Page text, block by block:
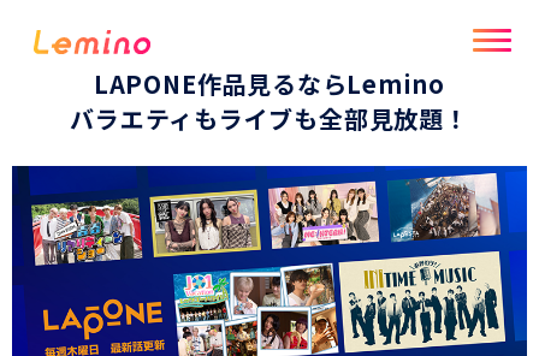
LAPONE作品見るならLemino
バラエティもライブも全部見放題！